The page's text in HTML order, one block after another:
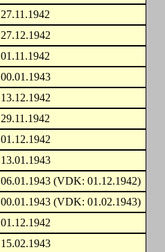
27.11.1942
27.12.1942
01.11.1942
00.01.1943
13.12.1942
29.11.1942
01.12.1942
13.01.1943
06.01.1943 (VDK: 01.12.1942)
00.01.1943 (VDK: 01.02.1943)
01.12.1942
15.02.1943